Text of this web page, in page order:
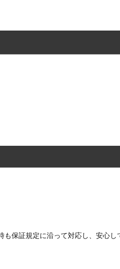
も保証規定に沿って対応し、安心